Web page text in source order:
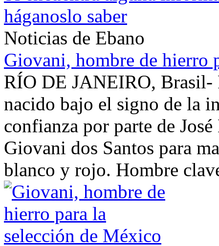
háganoslo saber
Noticias de Ebano
Giovani, hombre de hierro
RÍO DE JANEIRO, Brasil-
nacido bajo el signo de la
confianza por parte de
Giovani dos Santos para
blanco y rojo. Hombre